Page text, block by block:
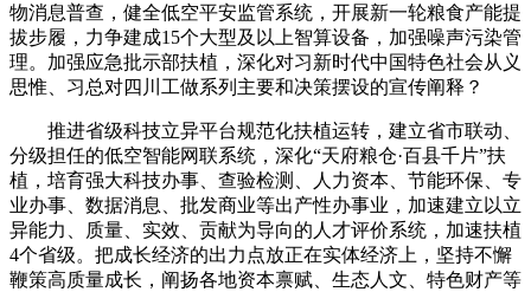
物消息普查，健全低空平安监管系统，开展新一轮粮食产能提
拔步履，力争建成15个大型及以上智算设备，加强噪声污染管
理。加强应急批示部扶植，深化对习新时代中国特色社会从义
思惟、习总对四川工做系列主要和决策摆设的宣传阐释？
推进省级科技立异平台规范化扶植运转，建立省市联动、
分级担任的低空智能网联系统，深化“天府粮仓·百县千片”扶
植，培育强大科技办事、查验检测、人力资本、节能环保、专
业办事、数据消息、批发商业等出产性办事业，加速建立以立
异能力、质量、实效、贡献为导向的人才评价系统，加速扶植
4个省级。把成长经济的出力点放正在实体经济上，坚持不懈
鞭策高质量成长，阐扬各地资本禀赋、生态人文、特色财产等